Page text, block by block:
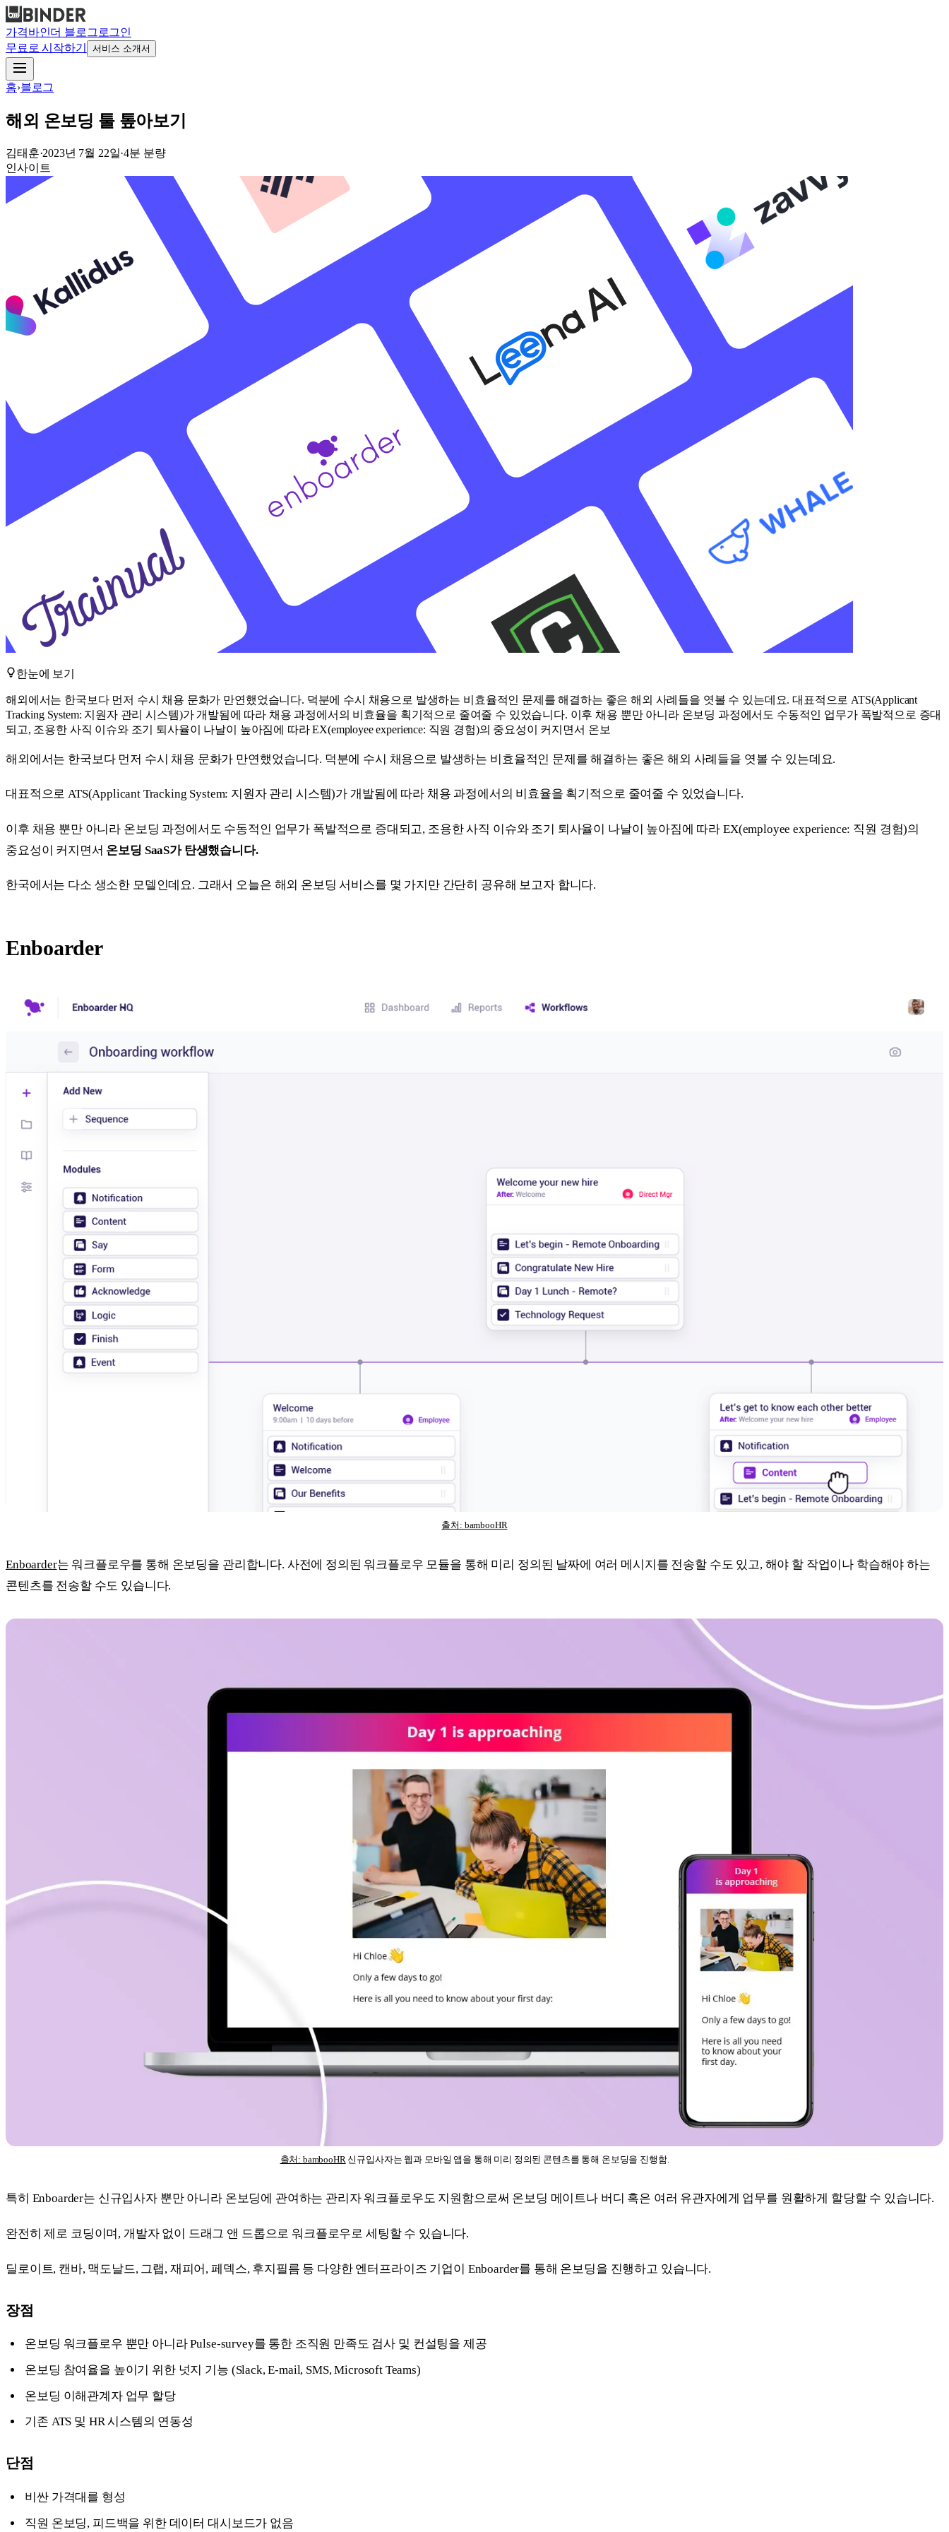
가격바인더 블로그 로그인
무료로 시작하기
서비스 소개서
홈›블로그
해외 온보딩 툴 톺아보기
김태훈·2023년 7월 22일·4분 분량
인사이트
한눈에 보기
해외에서는 한국보다 먼저 수시 채용 문화가 만연했었습니다. 덕분에 수시 채용으로 발생하는 비효율적인 문제를 해결하는 좋은 해외 사례들을 엿볼 수 있는데요. 대표적으로 ATS(Applicant
Tracking System: 지원자 관리 시스템)가 개발됨에 따라 채용 과정에서의 비효율을 획기적으로 줄여줄 수 있었습니다. 이후 채용 뿐만 아니라 온보딩 과정에서도 수동적인 업무가 폭발적으로 증대
되고, 조용한 사직 이슈와 조기 퇴사율이 나날이 높아짐에 따라 EX(employee experience: 직원 경험)의 중요성이 커지면서 온보
해외에서는 한국보다 먼저 수시 채용 문화가 만연했었습니다. 덕분에 수시 채용으로 발생하는 비효율적인 문제를 해결하는 좋은 해외 사례들을 엿볼 수 있는데요.
대표적으로 ATS(Applicant Tracking System: 지원자 관리 시스템)가 개발됨에 따라 채용 과정에서의 비효율을 획기적으로 줄여줄 수 있었습니다.
이후 채용 뿐만 아니라 온보딩 과정에서도 수동적인 업무가 폭발적으로 증대되고, 조용한 사직 이슈와 조기 퇴사율이 나날이 높아짐에 따라 EX(employee experience: 직원 경험)의
중요성이 커지면서 온보딩 SaaS가 탄생했습니다.
한국에서는 다소 생소한 모델인데요. 그래서 오늘은 해외 온보딩 서비스를 몇 가지만 간단히 공유해 보고자 합니다.
Enboarder
출처: bambooHR
Enboarder는 워크플로우를 통해 온보딩을 관리합니다. 사전에 정의된 워크플로우 모듈을 통해 미리 정의된 날짜에 여러 메시지를 전송할 수도 있고, 해야 할 작업이나 학습해야 하는
콘텐츠를 전송할 수도 있습니다.
출처: bambooHR 신규입사자는 웹과 모바일 앱을 통해 미리 정의된 콘텐츠를 통해 온보딩을 진행함.
특히 Enboarder는 신규입사자 뿐만 아니라 온보딩에 관여하는 관리자 워크플로우도 지원함으로써 온보딩 메이트나 버디 혹은 여러 유관자에게 업무를 원활하게 할당할 수 있습니다.
완전히 제로 코딩이며, 개발자 없이 드래그 앤 드롭으로 워크플로우로 세팅할 수 있습니다.
딜로이트, 캔바, 맥도날드, 그랩, 재피어, 페덱스, 후지필름 등 다양한 엔터프라이즈 기업이 Enboarder를 통해 온보딩을 진행하고 있습니다.
장점
온보딩 워크플로우 뿐만 아니라 Pulse-survey를 통한 조직원 만족도 검사 및 컨설팅을 제공
온보딩 참여율을 높이기 위한 넛지 기능 (Slack, E-mail, SMS, Microsoft Teams)
온보딩 이해관계자 업무 할당
기존 ATS 및 HR 시스템의 연동성
단점
비싼 가격대를 형성
직원 온보딩, 피드백을 위한 데이터 대시보드가 없음